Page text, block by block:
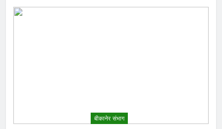
बीकानेर संभाग